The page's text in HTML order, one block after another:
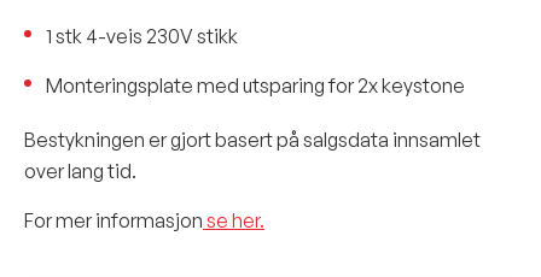
1 stk 4-veis 230V stikk
Monteringsplate med utsparing for 2x keystone
Bestykningen er gjort basert på salgsdata innsamlet
over lang tid.
For mer informasjon se her.